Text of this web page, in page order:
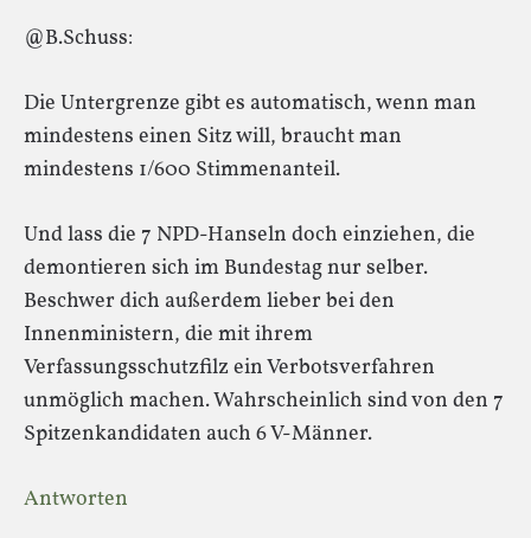
@B.Schuss:
Die Untergrenze gibt es automatisch, wenn man
mindestens einen Sitz will, braucht man
mindestens 1/600 Stimmenanteil.
Und lass die 7 NPD-Hanseln doch einziehen, die
demontieren sich im Bundestag nur selber.
Beschwer dich außerdem lieber bei den
Innenministern, die mit ihrem
Verfassungsschutzfilz ein Verbotsverfahren
unmöglich machen. Wahrscheinlich sind von den 7
Spitzenkandidaten auch 6 V-Männer.
Antworten